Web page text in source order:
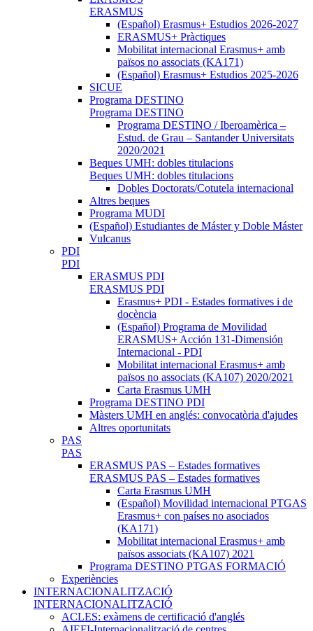
ERASMUS
(Español) Erasmus+ Estudios 2026-2027
ERASMUS+ Pràctiques
Mobilitat internacional Erasmus+ amb
països no associats (KA171)
(Español) Erasmus+ Estudios 2025-2026
SICUE
Programa DESTINO
Programa DESTINO
Programa DESTINO / Iberoamèrica –
Estud. de Grau – Santander Universitats
2020/2021
Beques UMH: dobles titulacions
Beques UMH: dobles titulacions
Dobles Doctorats/Cotutela internacional
Altres beques
Programa MUDI
(Español) Estudiantes de Máster y Doble Máster
Vulcanus
PDI
PDI
ERASMUS PDI
ERASMUS PDI
Erasmus+ PDI - Estades formatives i de
docència
(Español) Programa de Movilidad
ERASMUS+ Acción 131-Dimensión
Internacional - PDI
Mobilitat internacional Erasmus+ amb
països no associats (KA107) 2020/2021
Carta Erasmus UMH
Programa DESTINO PDI
Màsters UMH en anglés: convocatòria d'ajudes
Altres oportunitats
PAS
PAS
ERASMUS PAS – Estades formatives
ERASMUS PAS – Estades formatives
Carta Erasmus UMH
(Español) Movilidad internacional PTGAS
Erasmus+ con países no asociados
(KA171)
Mobilitat internacional Erasmus+ amb
països associats (KA107) 2021
Programa DESTINO PTGAS FORMACIÓ
Experiències
INTERNACIONALITZACIÓ
INTERNACIONALITZACIÓ
ACLES: exàmens de certificació d'anglés